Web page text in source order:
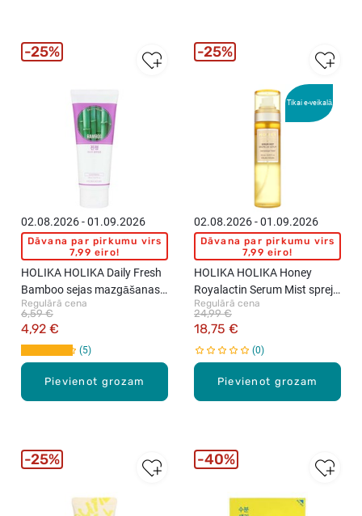
Pievienot grozam
02.08.2026 - 01.09.2026
Dāvana par pirkumu virs
7,99 eiro!
HOLIKA HOLIKA Daily Fresh
Bamboo sejas mazgāšanas
putas, 150ml
Regulārā cena
4,92 €
6,59 €
5
25%
Tikai e-veikalā
Pievienot grozam
02.08.2026 - 01.09.2026
Dāvana par pirkumu virs
7,99 eiro!
HOLIKA HOLIKA Honey
Royalactin Serum Mist sprejs
sejai, 120ml
Regulārā cena
18,75 €
24,99 €
0
25%
25% 40%